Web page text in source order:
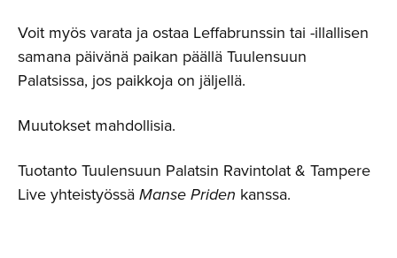
Voit myös varata ja ostaa Leffabrunssin tai -illallisen
samana päivänä paikan päällä Tuulensuun
Palatsissa, jos paikkoja on jäljellä.
Muutokset mahdollisia.
Tuotanto Tuulensuun Palatsin Ravintolat & Tampere
LiveyhteistyössäManse Priden kanssa.